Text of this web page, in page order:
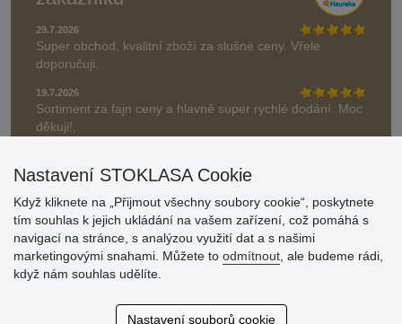
29.7.2026
Super obchod, kvalitní zboží za slušné ceny. Vřele
doporučuji.
19.7.2026
Sortiment za fajn ceny a hlavně super rychlé dodání. Moc
děkuji!.
» Aktuálně 19084 recenzí
Nastavení STOKLASA Cookie
Když kliknete na „Přijmout všechny soubory cookie“, poskytnete
tím souhlas k jejich ukládání na vašem zařízení, což pomáhá s
navigací na stránce, s analýzou využití dat a s našimi
marketingovými snahami. Můžete to odmítnout , ale budeme rádi,
když nám souhlas udělíte.
Nastavení souborů cookie